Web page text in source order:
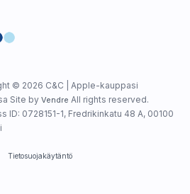
© 2026 C&C | Apple-kauppasi
Site by Vendre All rights reserved.
ID: 0728151-1, Fredrikinkatu 48 A, 00100
Tietosuojakäytäntö